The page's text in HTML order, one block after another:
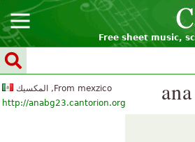
Free sheet music,
From mexzico, المكسيك
http://anabg23.cantorion.org